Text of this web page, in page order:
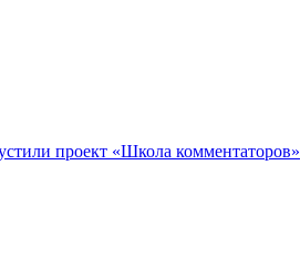
проект «Школа комментаторов»